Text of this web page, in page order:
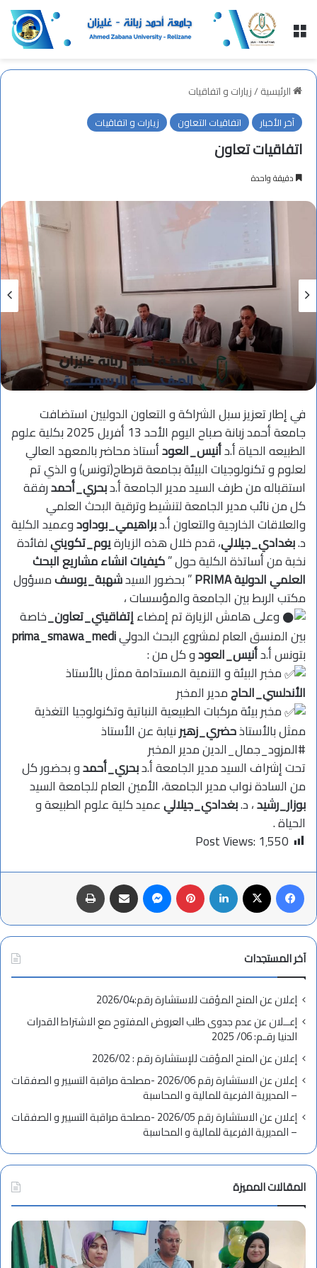
القائمة
الرئيسية/زيارات و اتفاقيات
آخر الأخبار اتفاقيات التعاون زيارات و اتفاقيات
اتفاقيات تعاون
دقيقة واحدة
في إطار تعزيز سبل الشراكة و التعاون الدوليين استضافت
جامعة أحمد زبانة صباح اليوم الأحد 13 أفريل 2025 بكلية علوم
الطبيعه الحياة أ.دأنيس_العودأستاذ محاضر بالمعهد العالي
لعلوم و تكنولوجيات البيئة بجامعة قرطاج(تونس) و الذي تم
استقباله من طرف السيد مدير الجامعة أ.دبحري_أحمدرفقة
كل من نائب مدير الجامعة لتنشيط وترقية البحث العلمي
والعلاقات الخارجية والتعاون أ.دبراهيمي_بوداودوعميد الكلية
د.بغدادي_جيلالي، قدم خلال هذه الزيارةيوم_تكوينيلفائدة
نخبة من أساتذة الكلية حول ”كيفيات انشاء مشاريع البحث
العلمي الدولية PRIMA
” بحضور السيدشهبة_يوسفمسؤول
مكتب الربط بين الجامعة والمؤسسات ،
وعلى هامش الزيارة تم إمضاءإتفاقيتي_تعاون_خاصة
بين المنسق العام لمشروع البحث الدوليprima_smawa_medi
بتونس أ.دأنيس_العودو كل من :
مخبر البيئة و التنمية المستدامة ممثل بالأستاذ
الأندلسي_الحاجمدير المخبر
مخبر بيئة مركبات الطبيعية النباتية وتكنولوجيا التغذية
ممثل بالأستاذحضري_زهيرنيابة عن الأستاذ
#المزود_جمال_الدينمدير المخبر
تحت إشراف السيد مدير الجامعة أ.دبحري_أحمدو بحضور كل
من السادة نواب مدير الجامعة، الأمين العام للجامعة السيد
بوزار_رشيد، د.بغدادي_جيلاليعميد كلية علوم الطبيعة و
الحياة .
Post Views: 1٬550
آخر المستجدات
إعلان عن المنح المؤقت للاستشارة رقم:2026/04
إعــلان عن عدم جدوى طلب العروض المفتوح مع الاشتراط القدرات
الدنيا رقـم: 06/ 2025
إعلان عن المنح المؤقت للإستشارة رقم : 2026/02
إعلان عن الاستشارة رقم 2026/06 -مصلحة مراقبة التسيير و الصفقات
– المديرية الفرعية للمالية و المحاسبة
إعلان عن الاستشارة رقم 2026/05 -مصلحة مراقبة التسيير و الصفقات
– المديرية الفرعية للمالية و المحاسبة
المقالات المميزة
ن